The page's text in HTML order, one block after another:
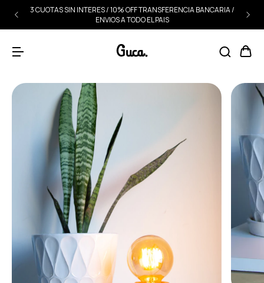
3 CUOTAS SIN INTERES / 10% OFF TRANSFERENCIA BANCARIA /
ENVIOS A TODO EL PAIS